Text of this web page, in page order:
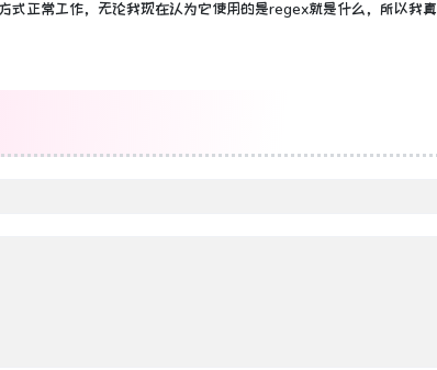
正常工作，无论我现在认为它使用的是regex就是什么，所以我真